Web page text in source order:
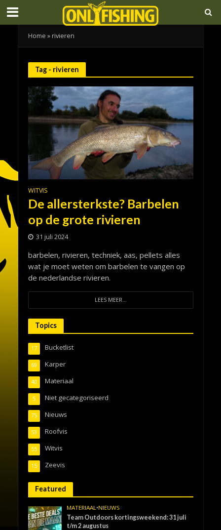
Home » rivieren
Tag - rivieren
WITVIS
De allersterkste? Barbelen
op de grote rivieren
31 juli 2024
barbelen, rivieren, techniek, aas, pellets alles
wat je moet weten om barbelen te vangen op
de nederlandse rivieren.
LEES MEER...
Topics
Bucketlist
17
Karper
69
Materiaal
40
Niet gecategoriseerd
5
Nieuws
75
Roofvis
53
Witvis
55
Zeevis
15
Featured
MATERIAAL •NIEUWS
Team Outdoors kortingsweekend: 31 juli
t/m 2 augustus